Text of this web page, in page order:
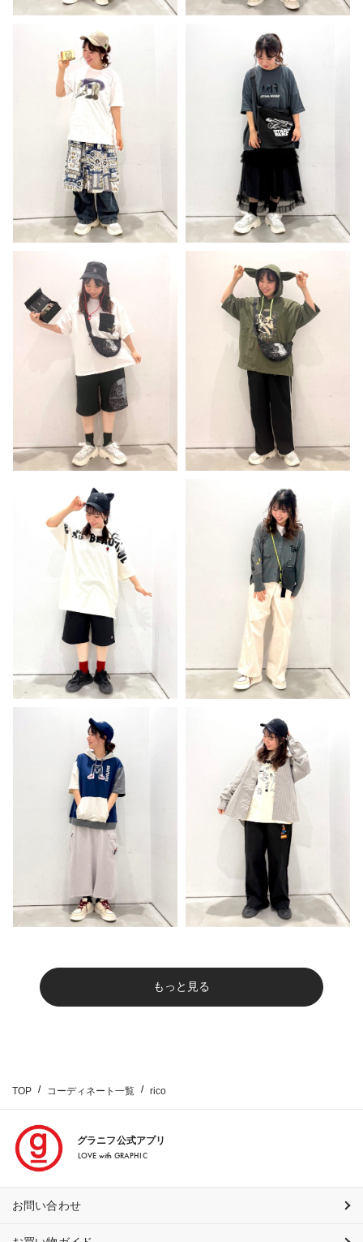
もっと見る
TOP コーディネート一覧 rico
グラニフ公式アプリ
LOVE with GRAPHIC
お問い合わせ